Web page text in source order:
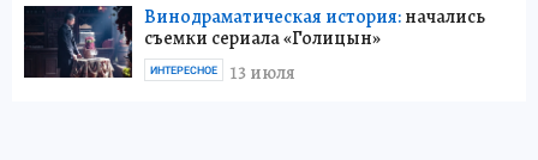
Винодраматическая история:начались
съемки сериала «Голицын»
13 июля
ИНТЕРЕСНОЕ